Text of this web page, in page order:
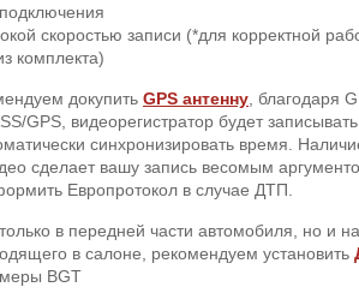
скоростью записи (*для корректной
комплекта)
докупить GPS антенну , благодаря
GPS, видеорегистратор будет
синхронизировать время.
сделает вашу запись весомым
Европротокол в случае ДТП.
в передней части автомобиля, но и
в салоне, рекомендуем установить
BGT